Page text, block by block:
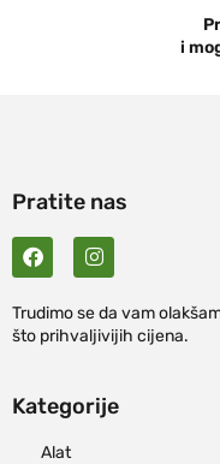
i
Pratite nas
Trudimo se da vam
što prihvaljivijih cijena.
Kategorije
Alat